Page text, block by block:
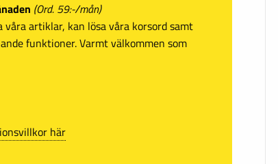
(Ord. 59:-/mån)
artiklar, kan lösa våra korsord samt
funktioner. Varmt välkommen som
här